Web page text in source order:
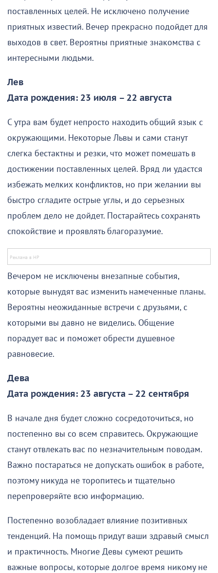
поставленных целей. Не исключено получение
приятных известий. Вечер прекрасно подойдет для
выходов в свет. Вероятны приятные знакомства с
интересными людьми.
Лев
Дата рождения: 23 июля – 22 августа
С утра вам будет непросто находить общий язык с
окружающими. Некоторые Львы и сами станут
слегка бестактны и резки, что может помешать в
достижении поставленных целей. Вряд ли удастся
избежать мелких конфликтов, но при желании вы
быстро сгладите острые углы, и до серьезных
проблем дело не дойдет. Постарайтесь сохранять
спокойствие и проявлять благоразумие.
Вечером не исключены внезапные события,
которые вынудят вас изменить намеченные планы.
Вероятны неожиданные встречи с друзьями, с
которыми вы давно не виделись. Общение
порадует вас и поможет обрести душевное
равновесие.
Дева
Дата рождения: 23 августа – 22 сентября
В начале дня будет сложно сосредоточиться, но
постепенно вы со всем справитесь. Окружающие
станут отвлекать вас по незначительным поводам.
Важно постараться не допускать ошибок в работе,
поэтому никуда не торопитесь и тщательно
перепроверяйте всю информацию.
Постепенно возобладает влияние позитивных
тенденций. На помощь придут ваши здравый смысл
и практичность. Многие Девы сумеют решить
важные вопросы, которые долгое время никому не